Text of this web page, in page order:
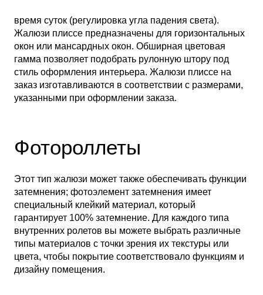
время суток (регулировка угла падения света).
Жалюзи плиссе предназначены для горизонтальных
окон или мансардных окон. Обширная цветовая
гамма позволяет подобрать рулонную штору под
стиль оформления интерьера. Жалюзи плиссе на
заказ изготавливаются в соответствии с размерами,
указанными при оформлении заказа.
Фотороллеты
Этот тип жалюзи может также обеспечивать функции
затемнения; фотоэлемент затемнения имеет
специальный клейкий материал, который
гарантирует 100% затемнение. Для каждого типа
внутренних ролетов вы можете выбрать различные
типы материалов с точки зрения их текстуры или
цвета, чтобы покрытие соответствовало функциям и
дизайну помещения.